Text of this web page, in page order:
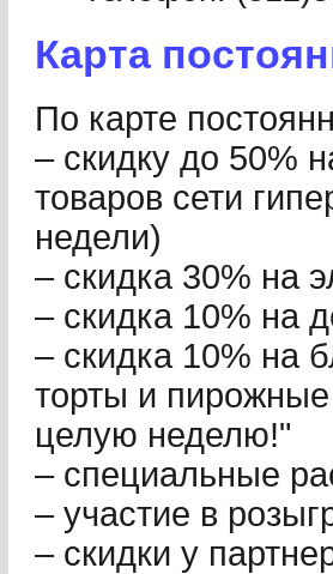
Карта
По карте
– скидку до 50%
товаров сети
недели)
– скидка 30% на
– скидка 10% на
– скидка 10% на
торты и
целую неделю!"
– специальные
– участие в
– скидки у